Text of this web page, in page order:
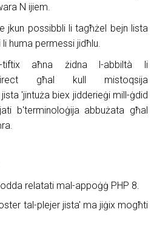
N ijiem.
jkun possibbli li tagħżel bejn lista
li huma permessi jidħlu.
tiftix aħna żidna l-abbiltà li
għal kull mistoqsija
'jintuża biex jidderieġi mill-ġdid
b'terminoloġija abbużata għal
relatati mal-appoġġ PHP 8.
tal-plejer jista' ma jiġix mogħti